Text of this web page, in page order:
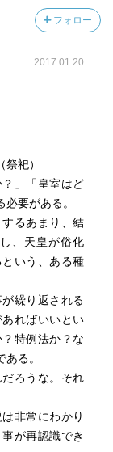
フォロー
2017.01.20
祀）
」「皇室はど
要がある。
るあまり、結
、天皇が俗化
いう、ある種
繰り返される
ればいいとい
特例法か？な
る。
ろうな。それ
非常にわかり
が再認識でき